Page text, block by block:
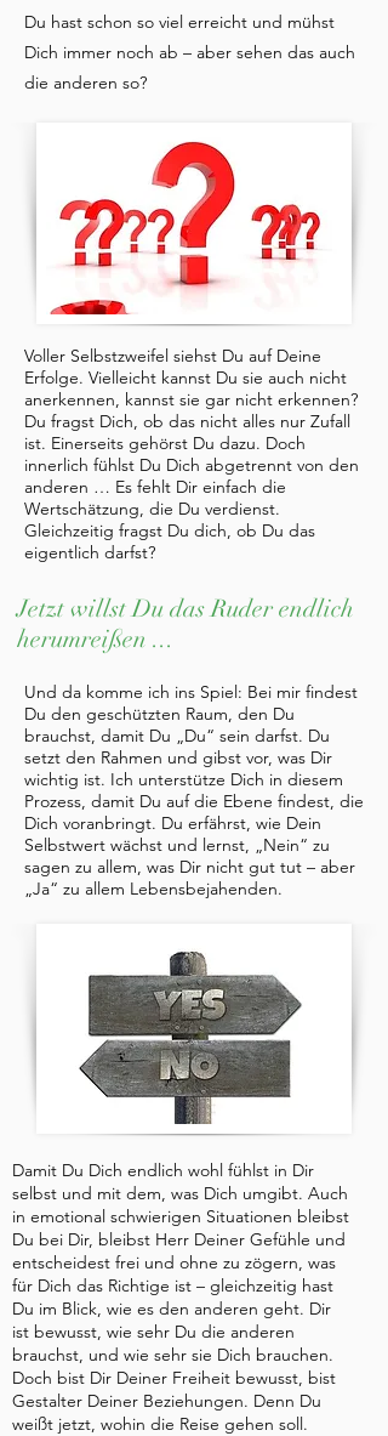
Du hast schon so viel erreicht und mühst
Dich immer noch ab – aber sehen das auch
die anderen so?
Voller Selbstzweifel siehst Du auf Deine
Erfolge. Vielleicht kannst Du sie auch nicht
anerkennen, kannst sie gar nicht erkennen?
Du fragst Dich, ob das nicht alles nur Zufall
ist. Einerseits gehörst Du dazu. Doch
innerlich fühlst Du Dich abgetrennt von den
anderen … Es fehlt Dir einfach die
Wertschätzung, die Du verdienst.
Gleichzeitig fragst Du dich, ob Du das
eigentlich darfst?
Jetzt willst Du das Ruder endlich
herumreißen ...
Und da komme ich ins Spiel: Bei mir findest
Du den geschützten Raum, den Du
brauchst, damit Du „Du“ sein darfst. Du
setzt den Rahmen und gibst vor, was Dir
wichtig ist. Ich unterstütze Dich in diesem
Prozess, damit Du auf die Ebene findest, die
Dich voranbringt. Du erfährst, wie Dein
Selbstwert wächst und lernst, „Nein“ zu
sagen zu allem, was Dir nicht gut tut – aber
„Ja“ zu allem Lebensbejahenden.
Damit Du Dich endlich wohl fühlst in Dir
selbst und mit dem, was Dich umgibt. Auch
in emotional schwierigen Situationen bleibst
Du bei Dir, bleibst Herr Deiner Gefühle und
entscheidest frei und ohne zu zögern, was
für Dich das Richtige ist – gleichzeitig hast
Du im Blick, wie es den anderen geht. Dir
ist bewusst, wie sehr Du die anderen
brauchst, und wie sehr sie Dich brauchen.
Doch bist Dir Deiner Freiheit bewusst, bist
Gestalter Deiner Beziehungen. Denn Du
weißt jetzt, wohin die Reise gehen soll.